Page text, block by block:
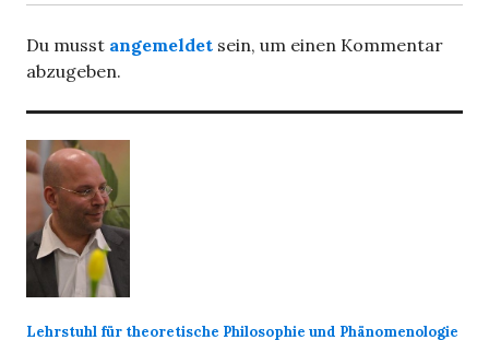
Du musst angemeldet sein, um einen Kommentar
abzugeben.
Lehrstuhl für theoretische Philosophie und Phänomenologie